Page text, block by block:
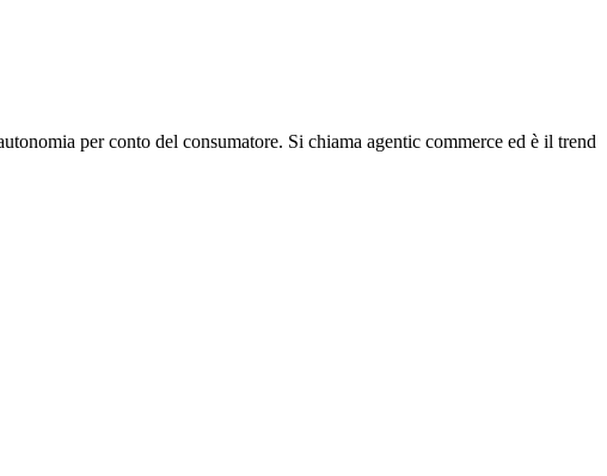
per conto del consumatore. Si chiama agentic commerce ed è il trend